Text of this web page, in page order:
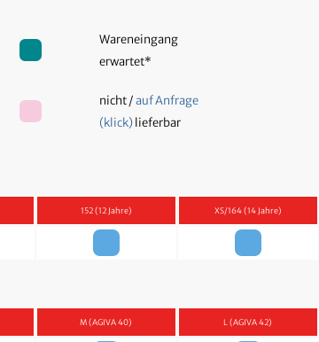
Wareneingang
erwartet*
nicht /auf Anfrage
(klick)lieferbar
152 (12 Jahre) XS/164 (14 Jahre)
M (AGIVA 40) L (AGIVA 42)